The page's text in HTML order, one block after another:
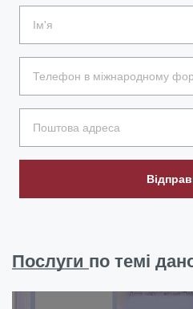
Послуги по темі